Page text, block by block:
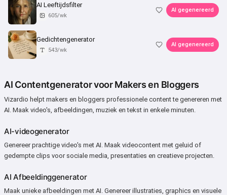
AI Leeftijdsfilter
605/wk
AI gegenereerd
Gedichtengenerator
543/wk
AI gegenereerd
AI Contentgenerator voor Makers en Bloggers
Vizardio helpt makers en bloggers professionele content te genereren met
AI. Maak video's, afbeeldingen, muziek en tekst in enkele minuten.
AI-videogenerator
Genereer prachtige video's met AI. Maak videocontent met geluid of
gedempte clips voor sociale media, presentaties en creatieve projecten.
AI Afbeeldinggenerator
Maak unieke afbeeldingen met AI. Genereer illustraties, graphics en visuele